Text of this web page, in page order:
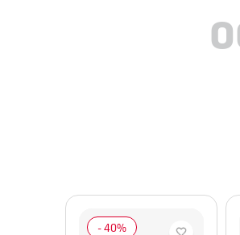
tenis nike